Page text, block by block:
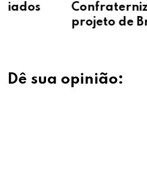
Confraternização de
projeto de Bruno
Dê sua opinião: